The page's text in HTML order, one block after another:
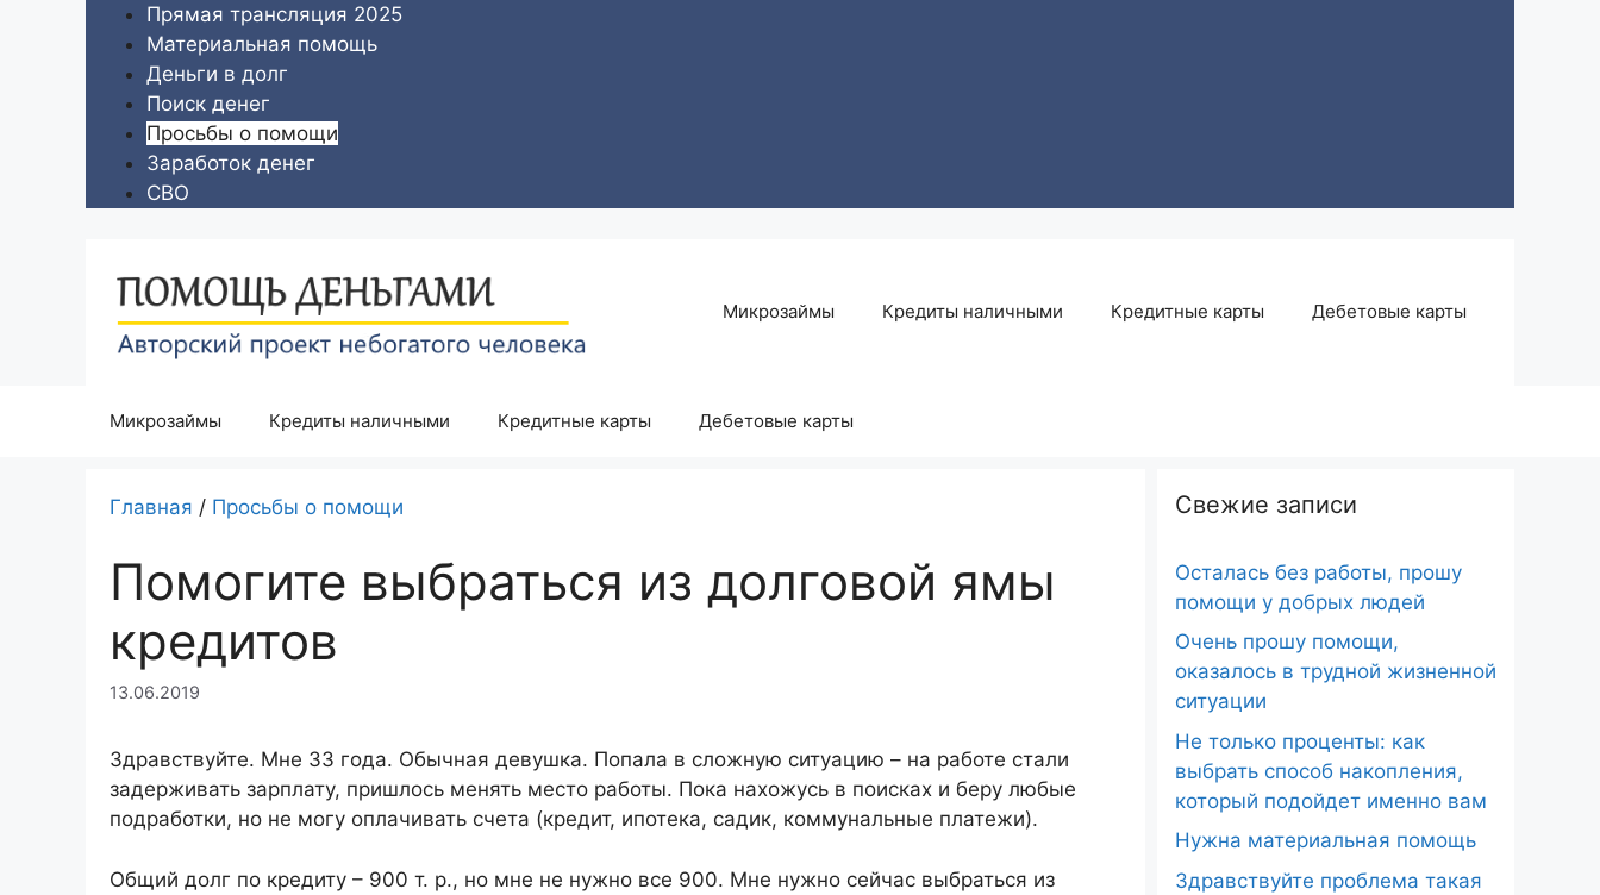
содержимому
Прямая трансляция 2025
Материальная помощь
Деньги в долг
Поиск денег
Просьбы о помощи
Заработок денег
СВО
Микрозаймы Кредиты наличными Кредитные карты Дебетовые карты
Микрозаймы Кредиты наличными Кредитные карты Дебетовые карты
Главная / Просьбы о помощи
Помогите выбраться из долговой ямы
кредитов
13.06.2019
Здравствуйте. Мне 33 года. Обычная девушка. Попала в сложную ситуацию – на работе стали
задерживать зарплату, пришлось менять место работы. Пока нахожусь в поисках и беру любые
подработки, но не могу оплачивать счета (кредит, ипотека, садик, коммунальные платежи).
Общий долг по кредиту – 900 т. р., но мне не нужно все 900. Мне нужно сейчас выбраться из
Свежие записи
Осталась без работы, прошу
помощи у добрых людей
Очень прошу помощи,
оказалось в трудной жизненной
ситуации
Не только проценты: как
выбрать способ накопления,
который подойдет именно вам
Нужна материальная помощь
Здравствуйте проблема такая